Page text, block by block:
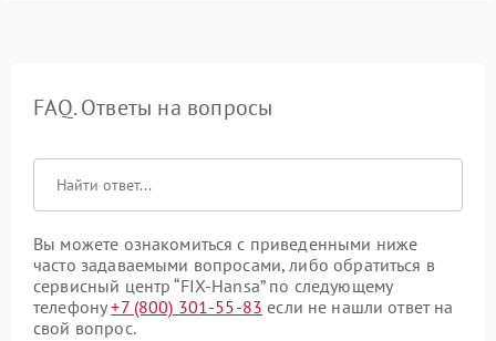
FAQ. Ответы на вопросы
Вы можете ознакомиться с приведенными ниже
часто задаваемыми вопросами, либо обратиться в
сервисный центр “FIX-Hansa” по следующему
телефону+7 (800) 301-55-83 если не нашли ответ на
свой вопрос.